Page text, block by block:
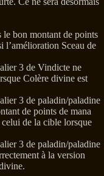
le bon montant de points
l’amélioration Sceau de
3 de Vindicte ne
Colère divine est
3 de paladin/paladine
de points de mana
de la cible lorsque
3 de paladin/paladine
à la version